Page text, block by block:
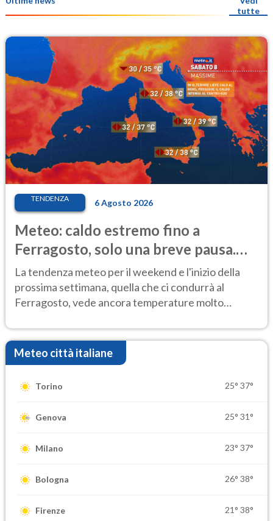
tutte
TENDENZA 6 Agosto 2026
Meteo: caldo estremo fino a
Ferragosto, solo una breve pausa.
Ecco dove
La tendenza meteo per il weekend e l'inizio della
prossima settimana, quella che ci condurrà al
Ferragosto, vede ancora temperature molto
Meteo città italiane
Torino 25° 37°
Genova 25° 31°
Milano 23° 37°
Bologna 26° 38°
Firenze 21° 38°